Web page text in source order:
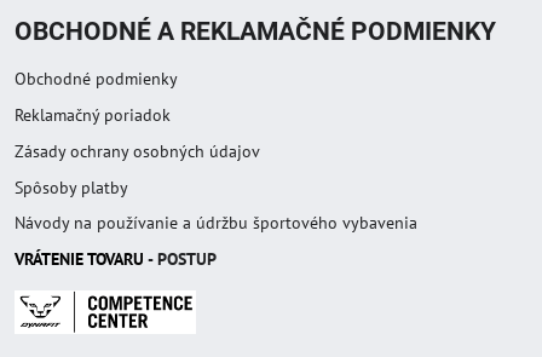
OBCHODNÉ A REKLAMAČNÉ PODMIENKY
Obchodné podmienky
Reklamačný poriadok
Zásady ochrany osobných údajov
Spôsoby platby
Návody na používanie a údržbu športového vybavenia
VRÁTENIE TOVARU - POSTUP